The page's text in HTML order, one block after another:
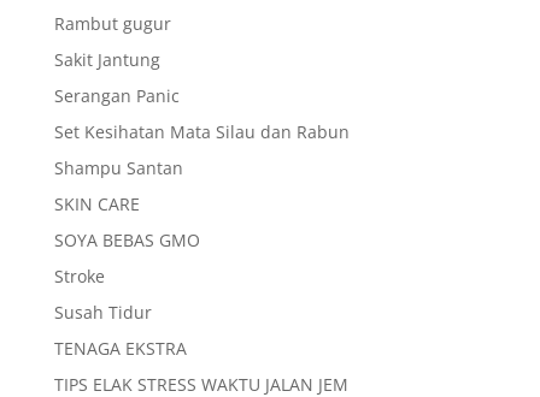
Rambut gugur
Sakit Jantung
Serangan Panic
Set Kesihatan Mata Silau dan Rabun
Shampu Santan
SKIN CARE
SOYA BEBAS GMO
Stroke
Susah Tidur
TENAGA EKSTRA
TIPS ELAK STRESS WAKTU JALAN JEM